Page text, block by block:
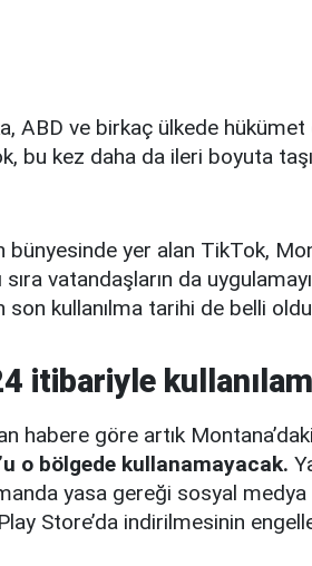
ABD ve birkaç ülkede hükümet
bu kez daha da ileri boyuta
bünyesinde yer alan TikTok,
sıra vatandaşların da
son kullanılma tarihi de belli
itibariyle
habere göre artık
o bölgede kullanamayacak.
yasa gereği sosyal medya
Store’da indirilmesinin